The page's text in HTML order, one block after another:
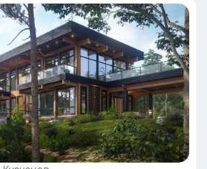
швейная
кожевенная
меховая
обувная
производство тканей﻿,
мебель﻿, первичная
массовое потребление﻿,
синтетические материалы﻿,
автоматизация
мобильность производства﻿,